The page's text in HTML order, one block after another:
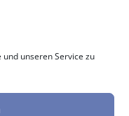
unseren Service zu